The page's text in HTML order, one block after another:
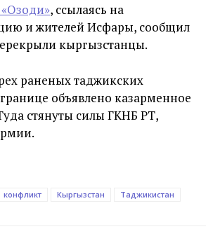
, ссылаясь на
и жителей Исфары, сообщил
кыргызстанцы.
раненых таджикских
объявлено казарменное
стянуты силы ГКНБ РТ,
конфликт Кыргызстан Таджикистан